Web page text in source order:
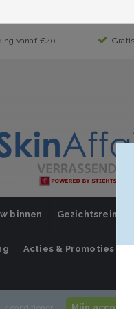
vanaf €40
binnen
Acties & Promoties